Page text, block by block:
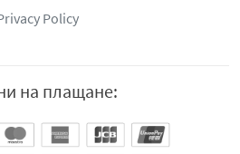
Policy
на плащане: